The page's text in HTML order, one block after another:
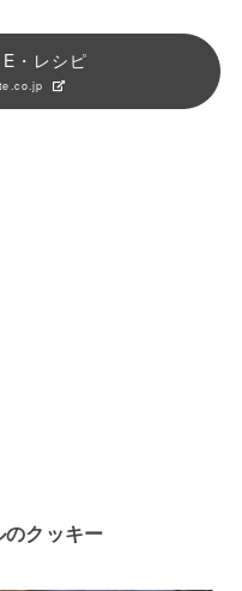
・レシピ
クッキー